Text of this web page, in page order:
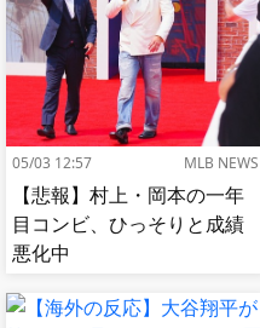
05/03 12:57 MLB NEWS
【悲報】村上・岡本の一年
目コンビ、ひっそりと成績
悪化中